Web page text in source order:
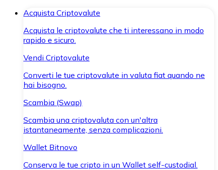
Acquista Criptovalute
Acquista le criptovalute che ti interessano in modo
rapido e sicuro.
Vendi Criptovalute
Converti le tue criptovalute in valuta fiat quando ne
hai bisogno.
Scambia (Swap)
Scambia una criptovaluta con un'altra
istantaneamente, senza complicazioni.
Wallet Bitnovo
Conserva le tue cripto in un Wallet self-custodial.